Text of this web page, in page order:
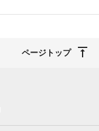
ページトップ